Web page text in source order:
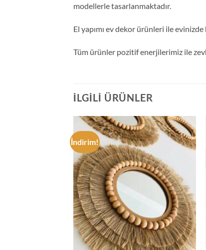
modellerle tasarlanmaktadır.
El yapımı ev dekor ürünleri ile
Tüm ürünler pozitif enerjilerimiz ile
İLGILI ÜRÜNLER
İndirim!